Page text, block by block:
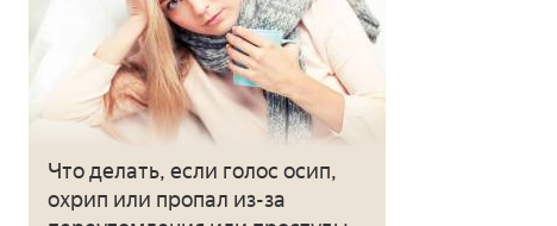
Что делать, если голос осип,
охрип или пропал из-за